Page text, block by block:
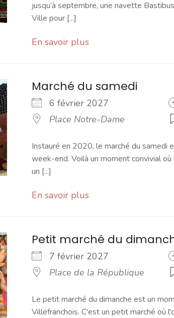
jusqu’à septembre, une navette
Ville pour [...]
En savoir plus
Marché du samedi
6 février 2027
Place Notre-Dame
Instauré en 2020, le marché du samedi
week-end. Voilà un moment convivial
un [...]
En savoir plus
Petit marché du
7 février 2027
Place de la République
Le petit marché du dimanche est un
Villefranchois. C'est un petit marché où